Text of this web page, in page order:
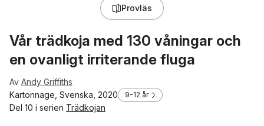
Provläs
Vår trädkoja med 130 våningar och
en ovanligt irriterande fluga
Av Andy Griffiths
Kartonnage, Svenska, 2020
9-12 år
Del 10 i serien Trädkojan